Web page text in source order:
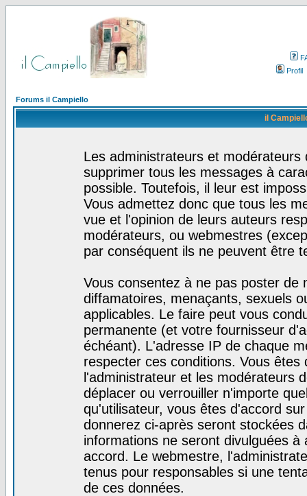
Profil
Forums il Campiello
il
Les administrateurs et
supprimer tous les messages à
possible. Toutefois, il leur est
Vous admettez donc que tous les
vue et l'opinion de leurs auteurs
modérateurs, ou webmestres
par conséquent ils ne peuvent être
Vous consentez à ne pas poster de
diffamatoires, menaçants, sexuels
applicables. Le faire peut vous
permanente (et votre fournisseur
échéant). L'adresse IP de chaque
respecter ces conditions. Vous
l'administrateur et les modérateurs
déplacer ou verrouiller n'importe
qu'utilisateur, vous êtes d'accord
donnerez ci-après seront stockées
informations ne seront divulguées
accord. Le webmestre,
tenus pour responsables si une
de ces données.